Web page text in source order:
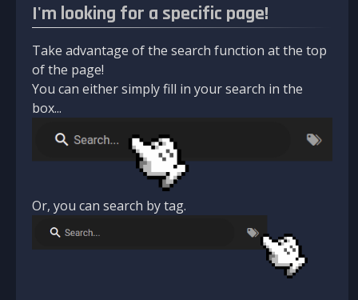
I'm looking for a specific page!
Take advantage of the search function at the top
of the page!
You can either simply fill in your search in the
box...
Or, you can search by tag.